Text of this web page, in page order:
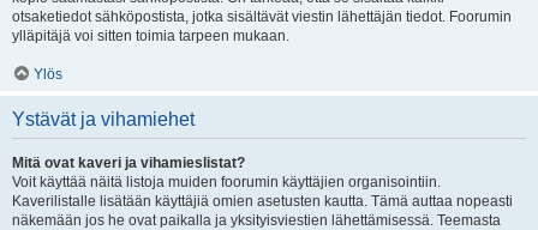
otsaketiedot sähköpostista, jotka sisältävät viestin lähettäjän tiedot. Foorumin
ylläpitäjä voi sitten toimia tarpeen mukaan.
Ylös
Ystävät ja vihamiehet
Mitä ovat kaveri ja vihamieslistat?
Voit käyttää näitä listoja muiden foorumin käyttäjien organisointiin.
Kaverilistalle lisätään käyttäjiä omien asetusten kautta. Tämä auttaa nopeasti
näkemään jos he ovat paikalla ja yksityisviestien lähettämisessä. Teemasta